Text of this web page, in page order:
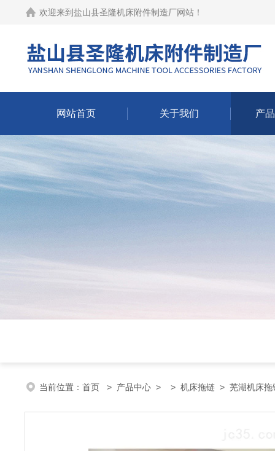
欢迎来到 盐山县圣隆机床附件制造厂网站 ！
网站首页 关于我们 产
当前位置： 首页 > 产品中心 > > 机床拖链 > 芜湖机床拖